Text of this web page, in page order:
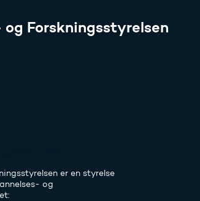
og Forskningsstyrelsen
er en styrelse
og